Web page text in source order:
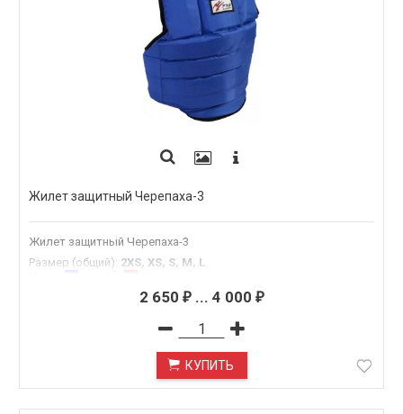
Жилет защитный Черепаха-3
Жилет защитный Черепаха-3
Размер (общий): 2XS, XS, S, M, L
2 650 ₽... 4 000 ₽
КУПИТЬ